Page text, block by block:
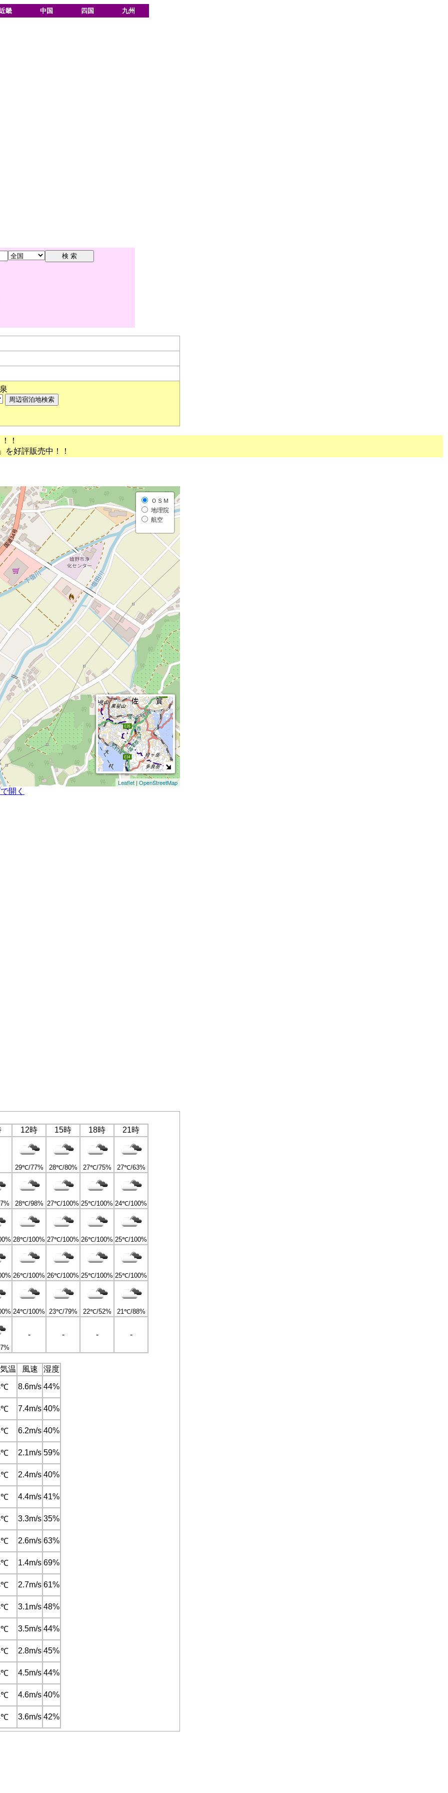
畿 中国 四国 九州
！
」を好評販売中！！
ＯＳＭ
地理院
航空
Leaflet | OpenStreetMap
開く
12時 15時 18時 21時
29℃/77% 28℃/80% 27℃/75% 27℃/63%
28℃/98% 27℃/100% 25℃/100% 24℃/100%
28℃/100% 27℃/100% 26℃/100% 25℃/100%
26℃/100% 26℃/100% 25℃/100% 25℃/100%
24℃/100% 23℃/79% 22℃/52% 21℃/88%
- - - -
温 風速
湿度
8.6m/s 44%
7.4m/s 40%
6.2m/s 40%
2.1m/s 59%
2.4m/s 40%
4.4m/s 41%
3.3m/s 35%
2.6m/s 63%
1.4m/s 69%
2.7m/s 61%
3.1m/s 48%
3.5m/s 44%
2.8m/s 45%
4.5m/s 44%
4.6m/s 40%
3.6m/s 42%